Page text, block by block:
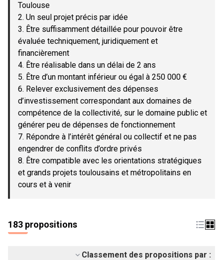
Toulouse
2. Un seul projet précis par idée
3. Être suffisamment détaillée pour pouvoir être
évaluée techniquement, juridiquement et
financièrement
4. Être réalisable dans un délai de 2 ans
5. Être d’un montant inférieur ou égal à 250 000 €
6. Relever exclusivement des dépenses
d’investissement correspondant aux domaines de
compétence de la collectivité, sur le domaine public et
générer peu de dépenses de fonctionnement
7. Répondre à l’intérêt général ou collectif et ne pas
engendrer de conflits d’ordre privés
8. Être compatible avec les orientations stratégiques
et grands projets toulousains et métropolitains en
cours et à venir
183 propositions
Classement des propositions par :